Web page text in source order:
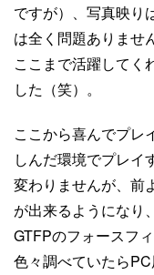
ですが）、写真映り
は全く問題ありませ
ここまで活躍してく
した（笑）。
ここから喜んでプレ
しんだ環境でプレイ
変わりませんが、前
が出来るようになり
GTFPのフォースフ
色々調べていたら